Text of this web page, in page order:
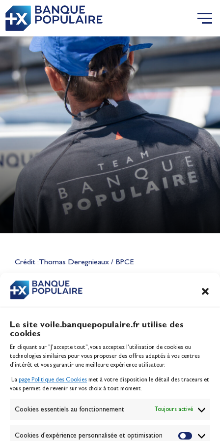
Le site voile.banquepopulaire.fr utilise des
cookies
En cliquant sur "J'accepte tout", vous acceptez l’utilisation de cookies ou
technologies similaires pour vous proposer des offres adaptés à vos centres
d’intérêt et vous garantir une meilleure expérience utilisateur.
La page Politique des Cookies met à votre disposition le détail des traceurs et
vous permet de revenir sur vos choix à tout moment.
Cookies essentiels au fonctionnement Toujours activé
Cookies d'expérience personnalisée et optimisation
Crédit : Thomas Deregnieaux / BPCE
CONTENU
Lauriane Nolot en or à Long
Jeux Olympiques 2028
Inscription serveur média
Contact
Politique des cookies
Banque de la voile
Passion Voile TV